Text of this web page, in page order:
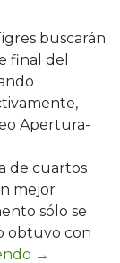
buscarán
final del
Apertura-
de cuartos
mejor
sólo se
obtuvo con